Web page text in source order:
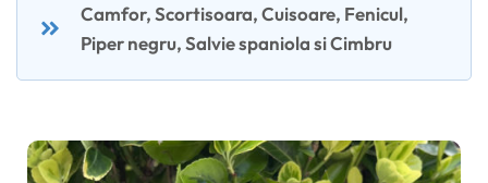
Camfor, Scortisoara, Cuisoare, Fenicul,
Piper negru, Salvie spaniola si Cimbru